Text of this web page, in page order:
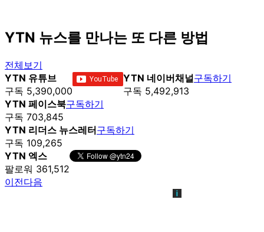
YTN 뉴스를 만나는 또 다른 방법
전체보기
YTN 유튜브
구독 5,390,000
YTN 네이버채널
구독 5,492,913
구독하기
YTN 페이스북
구독 703,845
구독하기
YTN 리더스 뉴스레터
구독 109,265
구독하기
YTN 엑스
팔로워 361,512
이전다음